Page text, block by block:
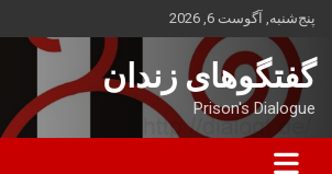
محتوا
بروید
پنج‌شنبه, آگوست 6, 2026
گفتگوهای زندان
Prison's Dialogue